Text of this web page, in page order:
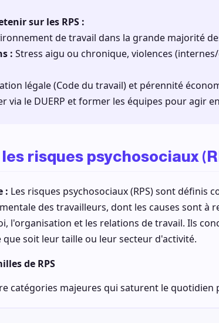
sur les RPS :
de travail dans la grande majorité
: Stress aigu ou chronique, violences
légale (Code du travail) et pérennité
via le DUERP et former les équipes pour agir
risques psychosociaux
: Les risques psychosociaux (RPS) sont définis
des travailleurs, dont les causes sont à
l'organisation et les relations de travail. Ils
soit leur taille ou leur secteur d'activité.
de RPS
catégories majeures qui saturent le quotidien